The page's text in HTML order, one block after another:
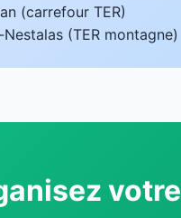
(carrefour TER)
(TER montagne)
votre